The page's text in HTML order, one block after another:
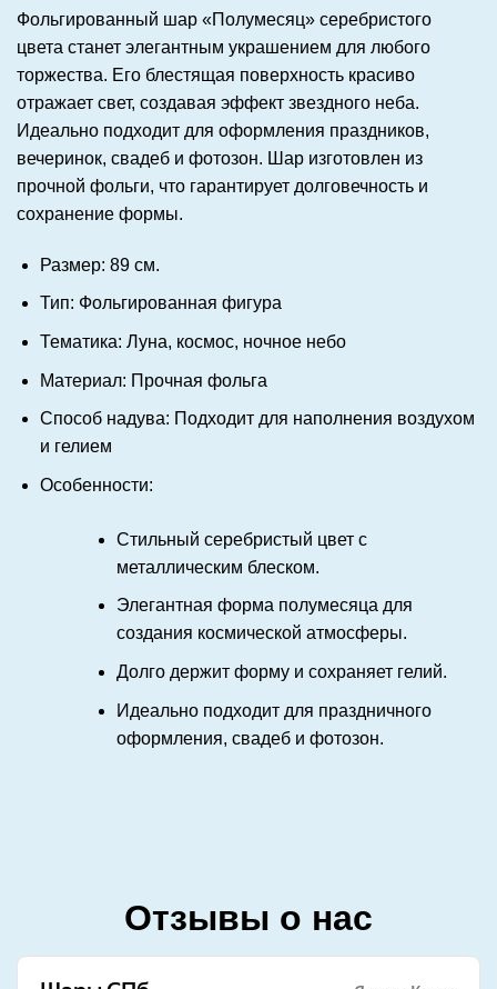
Фольгированный шар «Полумесяц» серебристого
цвета станет элегантным украшением для любого
торжества. Его блестящая поверхность красиво
отражает свет, создавая эффект звездного неба.
Идеально подходит для оформления праздников,
вечеринок, свадеб и фотозон. Шар изготовлен из
прочной фольги, что гарантирует долговечность и
сохранение формы.
Размер: 89 см.
Тип: Фольгированная фигура
Тематика: Луна, космос, ночное небо
Материал: Прочная фольга
Способ надува: Подходит для наполнения воздухом
и гелием
Особенности:
Стильный серебристый цвет с
металлическим блеском.
Элегантная форма полумесяца для
создания космической атмосферы.
Долго держит форму и сохраняет гелий.
Идеально подходит для праздничного
оформления, свадеб и фотозон.
Отзывы о нас